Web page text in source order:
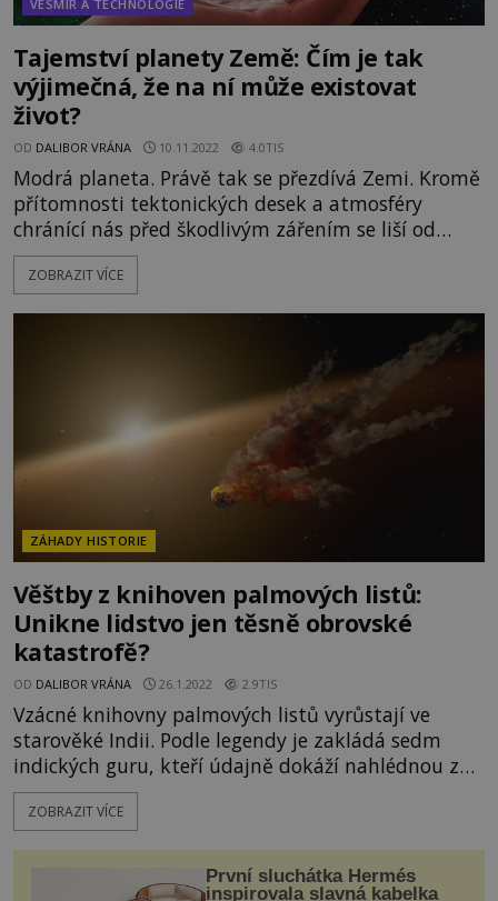
VESMÍR A TECHNOLOGIE
Tajemství planety Země: Čím je tak
výjimečná, že na ní může existovat
život?
OD DALIBOR VRÁNA 10.11.2022 4.0TIS
Modrá planeta. Právě tak se přezdívá Zemi. Kromě
přítomnosti tektonických desek a atmosféry
chránící nás před škodlivým zářením se liší od
všech ostatních planet ještě jednou zásadní
skutečností – má vodu v kapalném stadiu. Země
umožňujícím rozvoj života. „Výskyt a perfektně
„vyladěné“ množství vody patří k nejúžasnějším vl
ZOBRAZIT VÍCE
ZÁHADY HISTORIE
Věštby z knihoven palmových listů:
Unikne lidstvo jen těsně obrovské
katastrofě?
OD DALIBOR VRÁNA 26.1.2022 2.9TIS
Vzácné knihovny palmových listů vyrůstají ve
starověké Indii. Podle legendy je zakládá sedm
indických guru, kteří údajně dokáží nahlédnou za
oponu času. Tam spatří osudy všech lidí, kteří tyto
knihovny kdy navštíví. Co ale tamější fascinující
knihovnách totiž nejsou zapsány jen osudy
jednotlivců. Německý spisovatel Thoma
ZOBRAZIT VÍCE
První sluchátka Hermés
inspirovala slavná kabelka